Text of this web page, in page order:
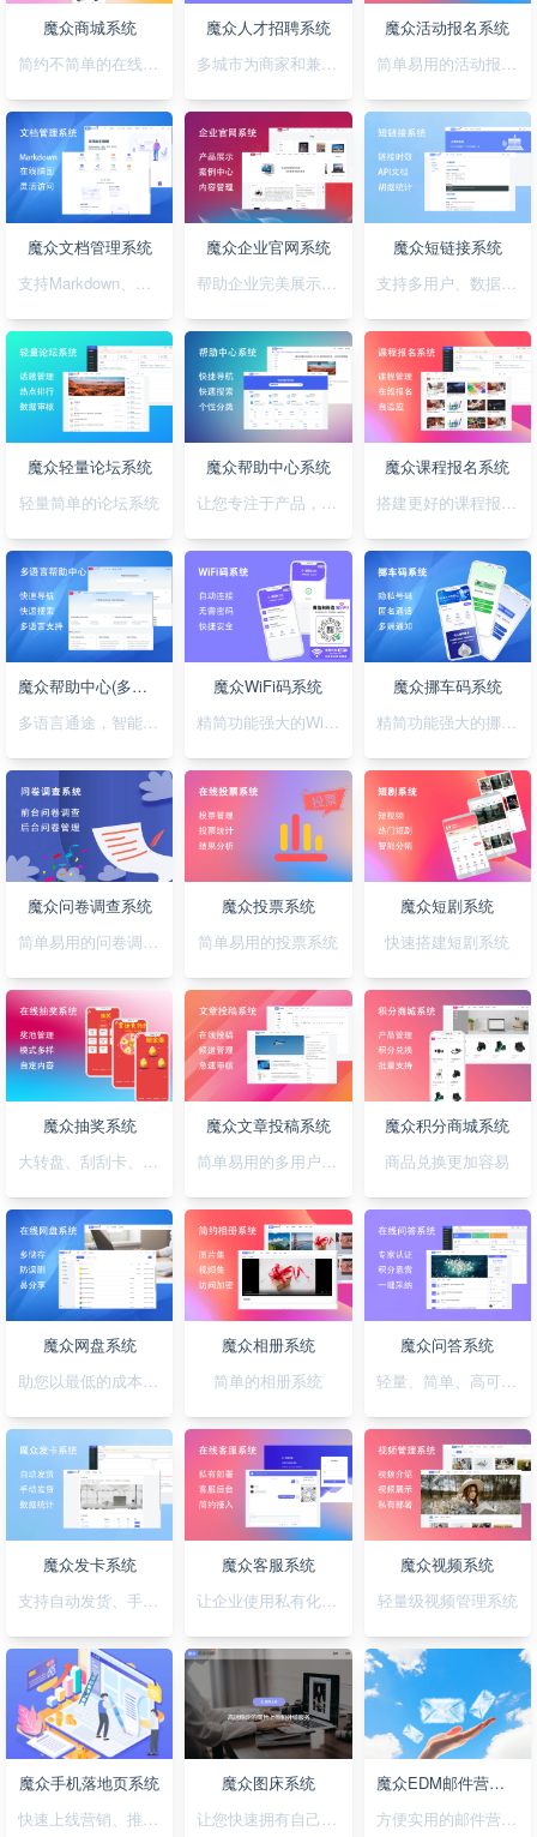
魔众商城系统
简约不简单的在线商城系统
魔众人才招聘系统
多城市为商家和兼职者的提供精准对接平台
魔众活动报名系统
简单易用的活动报名系统
魔众文档管理系统
支持Markdown、图表、脑图、富文本的文档管理系统
魔众企业官网系统
帮助企业完美展示自己的形象
魔众短链接系统
支持多用户、数据统计、API对接的短链接系统
魔众轻量论坛系统
轻量简单的论坛系统
魔众帮助中心系统
让您专注于产品，无需为帮助中心的建设担忧
魔众课程报名系统
搭建更好的课程报名系统
魔众帮助中心(多语言)系统
多语言通途，智能助您，轻松搭建无障碍帮助系统
魔众WiFi码系统
精简功能强大的WiFi码小程序
魔众挪车码系统
精简功能强大的挪车码小程序
魔众问卷调查系统
简单易用的问卷调查系统
魔众投票系统
简单易用的投票系统
魔众短剧系统
快速搭建短剧系统
魔众抽奖系统
大转盘、刮刮卡、积分、红包一站全搞定
魔众文章投稿系统
简单易用的多用户文章投稿系统
魔众积分商城系统
商品兑换更加容易
魔众网盘系统
魔众相册系统
简单的相册系统
魔众问答系统
魔众发卡系统
魔众客服系统
魔众视频系统
轻量级视频管理系统
魔众手机落地页系统
快速上线营销、推广落地页，可视化拖拽创，支持手机H5/微信小程序/抖音小程序
魔众图床系统
让您快速拥有自己私有化的图床系统
魔众EDM邮件营销系统
方便实用的邮件营销系统